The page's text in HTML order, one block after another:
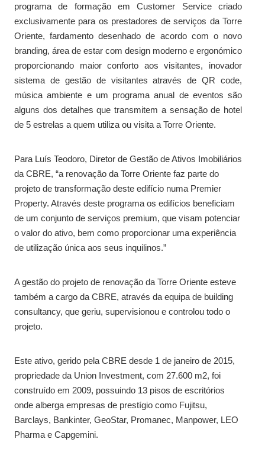
programa de formação em Customer Service criado
exclusivamente para os prestadores de serviços da Torre
Oriente, fardamento desenhado de acordo com o novo
branding, área de estar com design moderno e ergonómico
proporcionando maior conforto aos visitantes, inovador
sistema de gestão de visitantes através de QR code,
música ambiente e um programa anual de eventos são
alguns dos detalhes que transmitem a sensação de hotel
de 5 estrelas a quem utiliza ou visita a Torre Oriente.
Para Luís Teodoro, Diretor de Gestão de Ativos Imobiliários
da CBRE, “a renovação da Torre Oriente faz parte do
projeto de transformação deste edifício numa Premier
Property. Através deste programa os edifícios beneficiam
de um conjunto de serviços premium, que visam potenciar
o valor do ativo, bem como proporcionar uma experiência
de utilização única aos seus inquilinos.”
A gestão do projeto de renovação da Torre Oriente esteve
também a cargo da CBRE, através da equipa de building
consultancy, que geriu, supervisionou e controlou todo o
projeto.
Este ativo, gerido pela CBRE desde 1 de janeiro de 2015,
propriedade da Union Investment, com 27.600 m2, foi
construído em 2009, possuindo 13 pisos de escritórios
onde alberga empresas de prestígio como Fujitsu,
Barclays, Bankinter, GeoStar, Promanec, Manpower, LEO
Pharma e Capgemini.